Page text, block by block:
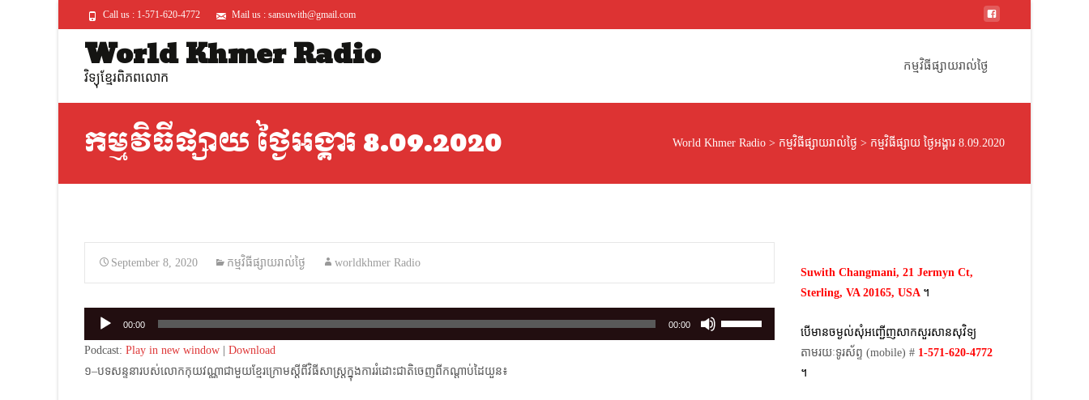
Call us : 1-571-620-4772 Mail us : sansuwith@gmail.com
World Khmer Radio
វិទ្យុខ្មែរពិភពលោក
កម្មវិធីផ្សាយរាល់ថ្ងៃ
កម្មវិធីផ្សាយ ថ្ងៃអង្គារ 8.09.2020 World Khmer Radio > កម្មវិធីផ្សាយរាល់ថ្ងៃ > កម្មវិធីផ្សាយ ថ្ងៃអង្គារ 8.09.2020
September 8, 2020 កម្មវិធីផ្សាយរាល់ថ្ងៃ worldkhmer Radio
Audio
Player
00:00 00:00
Podcast: Play in new window
Download
១–បទសន្ទនារបស់លោកកុយវណ្ណាជាមួយខ្មែរក្រោមស្តីពីវិធីសាស្ត្រក្នុងការរំដោះជាតិចេញពីកណ្តាប់​ដៃយួន៖
Suwith Changmani, 21 Jermyn Ct,
Sterling, VA 20165, USA ។​
បើមានចម្ងល់​សុំអញ្ជើញសាកសួរសានសុវិទ្យ
តាមរយៈទូរស័ព្ទ​ (mobile)​ # 1-571-620-4772​
។